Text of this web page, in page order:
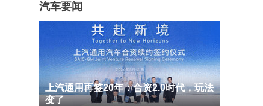
汽车要闻
上汽通用再签20年：合资2.0时代，玩法
变了